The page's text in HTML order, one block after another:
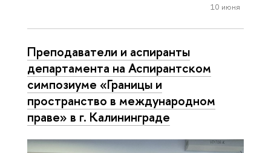
10 июня
Преподаватели и аспиранты
департамента на Аспирантском
симпозиуме «Границы и
пространство в международном
праве» в г. Калининграде